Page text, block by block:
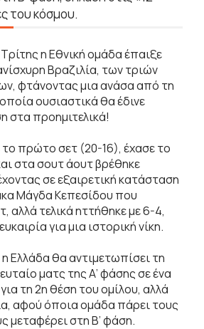
του κόσμου.
η Εθνική ομάδα έπαιξε
Βραζιλία, των τριών
φτάνοντας μια ανάσα από τη
ουσιαστικά θα έδινε
προημιτελικά!
το πρώτο σετ (20-16), έχασε το
στα σουτ άουτ βρέθηκε
σε εξαιρετική κατάσταση
Μάγδα Κεπεσίδου που
αλλά τελικά ηττήθηκε με 6-4,
για μια ιστορική νίκη.
η Ελλάδα θα αντιμετωπίσει τη
ματς της Α’ φάσης σε ένα
τη 2η θέση του ομίλου, αλλά
αφού όποια ομάδα πάρει τους
μεταφέρει στη Β’ φάση.